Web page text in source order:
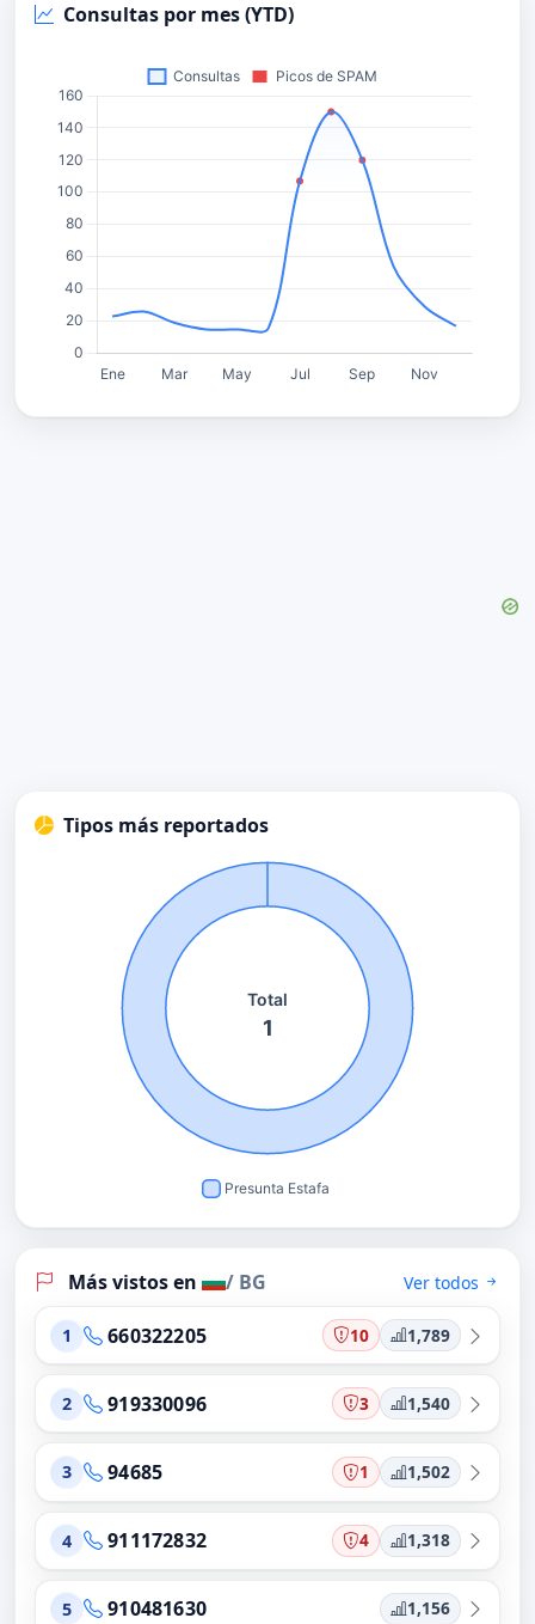
Consultas por mes (YTD)
Tipos más reportados
Más vistos en / BG Ver todos
1 660322205 10 1,789
2 919330096 3 1,540
3 94685 1 1,502
4 911172832 4 1,318
5 910481630 1,156